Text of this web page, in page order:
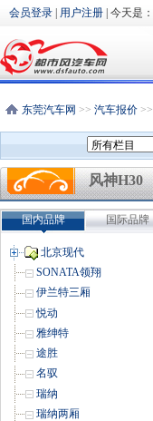
会员登录 用户注册 | 今天是：
东莞汽车网 >> 汽车报价 >>
风神H30
cross
国内品牌 国际品牌
北京现代
SONATA领翔
伊兰特三厢
悦动
雅绅特
途胜
名驭
瑞纳
瑞纳两厢